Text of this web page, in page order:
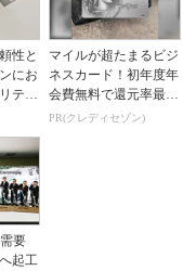
性と
にお
ティ
マイルが超たまるビジ
ネスカード！初年度年
会費無料で還元率最大
1.125%
PR(クレディセゾン)
要
起工